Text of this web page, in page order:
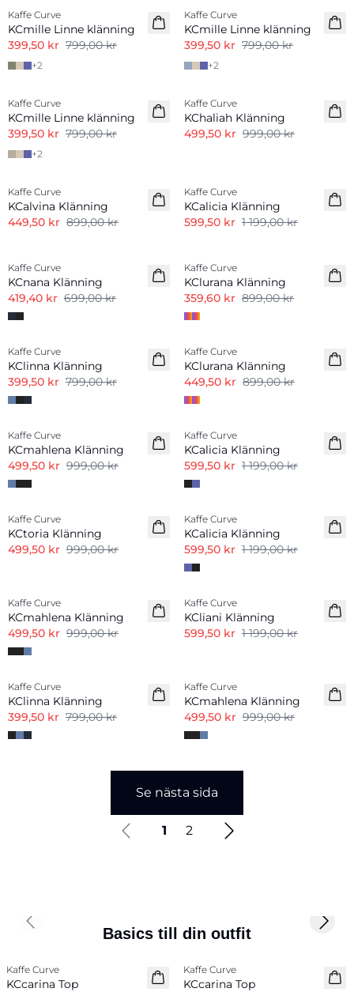
Linnemix
Kaffe Curve
KCmille Linne klänning
399,50 kr 799,00 kr
+2
Kaffe Curve
KCmille Linne klänning
399,50 kr 799,00 kr
+2
Linnemix
Kaffe Curve
KCmille Linne klänning
399,50 kr 799,00 kr
+2
Kaffe Curve
KChaliah Klänning
499,50 kr 999,00 kr
Kaffe Curve
KCalvina Klänning
449,50 kr 899,00 kr
Kaffe Curve
KCalicia Klänning
599,50 kr 1 199,00 kr
Kaffe Curve
KCnana Klänning
419,40 kr 699,00 kr
Kaffe Curve
KClurana Klänning
359,60 kr 899,00 kr
-50%
Kaffe Curve
KClinna Klänning
399,50 kr 799,00 kr
-50%
Kaffe Curve
KClurana Klänning
449,50 kr 899,00 kr
-50%
Kaffe Curve
KCmahlena Klänning
499,50 kr 999,00 kr
-50%
Kaffe Curve
KCalicia Klänning
599,50 kr 1 199,00 kr
-50%
Kaffe Curve
KCtoria Klänning
499,50 kr 999,00 kr
-50%
Kaffe Curve
KCalicia Klänning
599,50 kr 1 199,00 kr
Kaffe Curve
KCmahlena Klänning
499,50 kr 999,00 kr
-50%
Kaffe Curve
KCliani Klänning
599,50 kr 1 199,00 kr
-50%
Kaffe Curve
KClinna Klänning
399,50 kr 799,00 kr
Kaffe Curve
KCmahlena Klänning
499,50 kr 999,00 kr
Se nästa sida
1 2
Basics till din outfit
Nyhet
Kaffe Curve
KCcarina Top
Nyhet
Kaffe Curve
KCcarina Top
Previous slide Next